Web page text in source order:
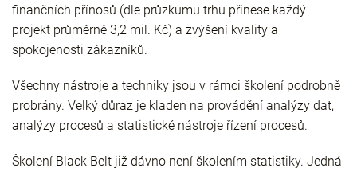
finančních přínosů (dle průzkumu trhu přinese každý
projekt průměrně 3,2 mil. Kč) a zvýšení kvality a
spokojenosti zákazníků.
Všechny nástroje a techniky jsou v rámci školení podrobně
probrány. Velký důraz je kladen na provádění analýzy dat,
analýzy procesů a statistické nástroje řízení procesů.
Školení Black Belt již dávno není školením statistiky. Jedná